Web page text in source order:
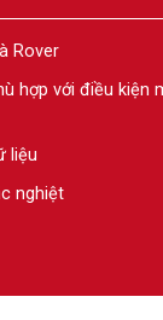
Rover
hợp với điều kiện
liệu
nghiệt